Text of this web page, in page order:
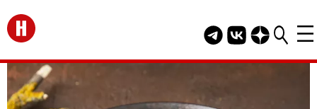
Перейти на главную
Telegram канал
Группа HELLO
Канал